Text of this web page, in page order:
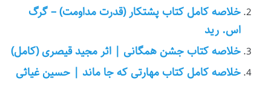
خلاصه کامل کتاب پشتکار (قدرت مداومت) – گرگ
اس. رید
خلاصه کتاب جشن همگانی | اثر مجید قیصری (کامل)
خلاصه کامل کتاب مهارتی که جا ماند | حسین غیاثی